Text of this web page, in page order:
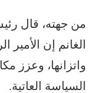
من جهته، قال
الغانم إن الأمير
واتزانها، وعزز
السياسة العاتية.